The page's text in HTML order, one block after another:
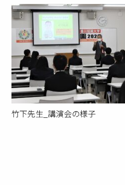
竹下先生_講演会の様子